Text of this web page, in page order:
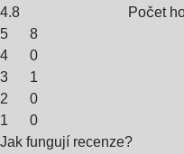
4.8 Počet
5
8
4
0
3
1
2
0
1
0
Jak fungují recenze?